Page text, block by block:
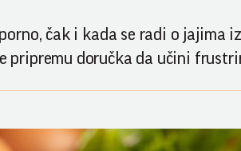
čak i kada se radi o jajima
pripremu doručka da učini